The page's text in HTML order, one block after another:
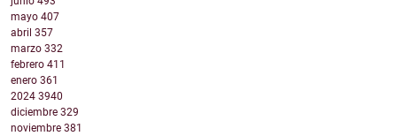
mayo 407
abril 357
marzo 332
febrero 411
enero 361
2024 3940
diciembre 329
noviembre 381